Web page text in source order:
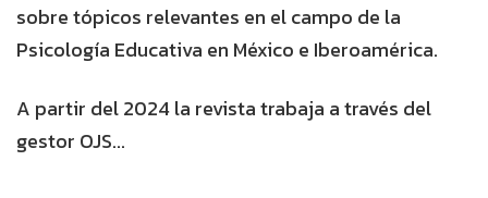
sobre tópicos relevantes en el campo de la
Psicología Educativa en México e Iberoamérica.
A partir del 2024 la revista trabaja a través del
gestor OJS...